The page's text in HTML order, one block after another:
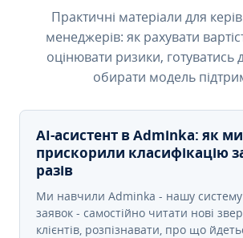
Практичні матеріали для
менеджерів: як рахувати
оцінювати ризики, готуватись
обирати модель
AI-асистент в Adminka: як ми
прискорили класифікацію
разів
Ми навчили Adminka - нашу
заявок - самостійно читати нові
клієнтів, розпізнавати, про що